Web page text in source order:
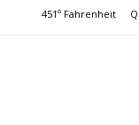
451º Fahrenheit